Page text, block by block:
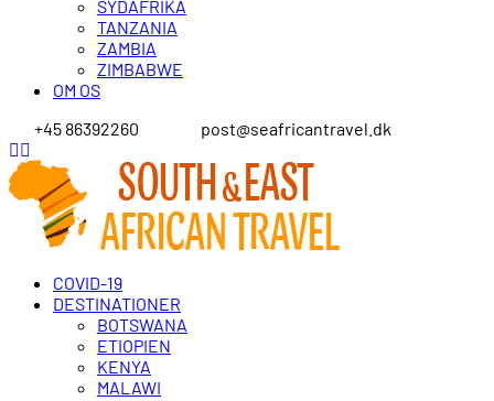
SYDAFRIKA
TANZANIA
ZAMBIA
ZIMBABWE
OM OS
+45 86392260
post@seafricantravel.dk
COVID-19
DESTINATIONER
BOTSWANA
ETIOPIEN
KENYA
MALAWI